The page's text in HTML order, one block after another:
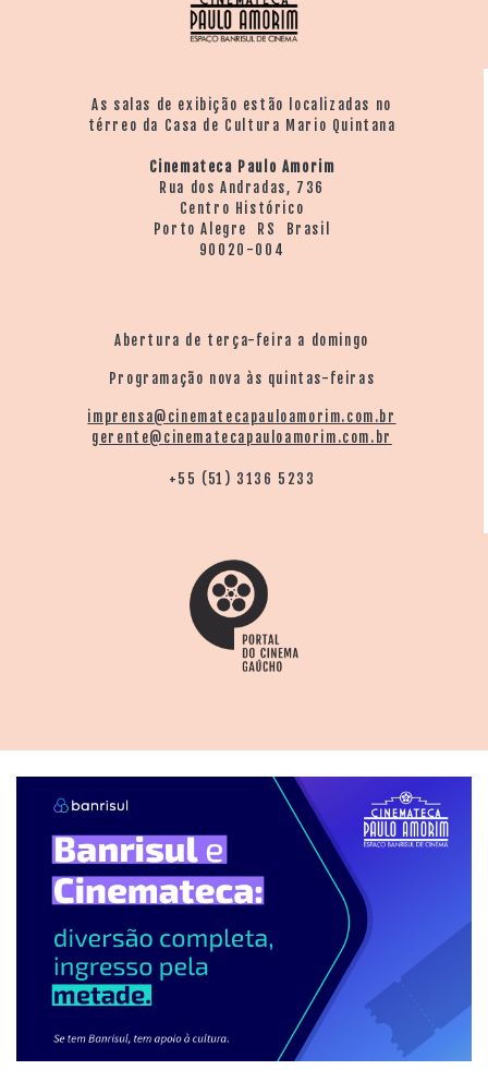
As salas de exibição estão localizadas no
térreo da Casa de Cultura Mario Quintana
Cinemateca Paulo Amorim
Rua dos Andradas, 736
Centro Histórico
Porto Alegre RS Brasil
90020-004
Abertura de terça-feira a domingo
Programação nova às quintas-feiras
imprensa@cinematecapauloamorim.com.br
gerente@cinematecapauloamorim.com.br
+55 (51) 3136 5233